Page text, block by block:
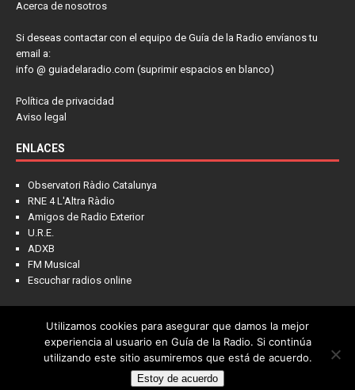
Acerca de nosotros
Si deseas contactar con el equipo de Guía de la Radio envíanos tu
email a:
info @ guiadelaradio.com (suprimir espacios en blanco)
Política de privacidad
Aviso legal
ENLACES
Observatori Ràdio Catalunya
RNE 4 L'Altra Ràdio
Amigos de Radio Exterior
U.R.E.
ADXB
FM Musical
Escuchar radios online
NOTICIAS FRECUENCIAS LA COLUMNA PIENSA EN LÍDER
CONTACTO
Copyright © 2022 - Guía de la Radio
Utilizamos cookies para asegurar que damos la mejor
experiencia al usuario en Guía de la Radio. Si continúa
utilizando este sitio asumiremos que está de acuerdo.
Estoy de acuerdo